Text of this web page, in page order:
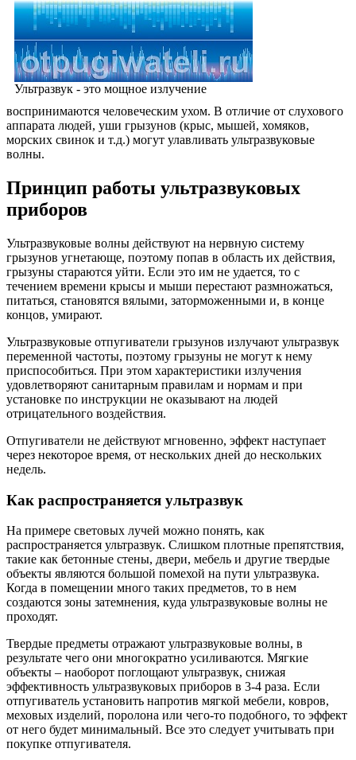
Ультразвук - это мощное излучение
воспринимаются человеческим ухом. В отличие от слухового
аппарата людей, уши грызунов (крыс, мышей, хомяков,
морских свинок и т.д.) могут улавливать ультразвуковые
волны.
Принцип работы ультразвуковых
приборов
Ультразвуковые волны действуют на нервную систему
грызунов угнетающе, поэтому попав в область их действия,
грызуны стараются уйти. Если это им не удается, то с
течением времени крысы и мыши перестают размножаться,
питаться, становятся вялыми, заторможенными и, в конце
концов, умирают.
Ультразвуковые отпугиватели грызунов излучают ультразвук
переменной частоты, поэтому грызуны не могут к нему
приспособиться. При этом характеристики излучения
удовлетворяют санитарным правилам и нормам и при
установке по инструкции не оказывают на людей
отрицательного воздействия.
Отпугиватели не действуют мгновенно, эффект наступает
через некоторое время, от нескольких дней до нескольких
недель.
Как распространяется ультразвук
На примере световых лучей можно понять, как
распространяется ультразвук. Слишком плотные препятствия,
такие как бетонные стены, двери, мебель и другие твердые
объекты являются большой помехой на пути ультразвука.
Когда в помещении много таких предметов, то в нем
создаются зоны затемнения, куда ультразвуковые волны не
проходят.
Твердые предметы отражают ультразвуковые волны, в
результате чего они многократно усиливаются. Мягкие
объекты – наоборот поглощают ультразвук, снижая
эффективность ультразвуковых приборов в 3-4 раза. Если
отпугиватель установить напротив мягкой мебели, ковров,
меховых изделий, поролона или чего-то подобного, то эффект
от него будет минимальный. Все это следует учитывать при
покупке отпугивателя.